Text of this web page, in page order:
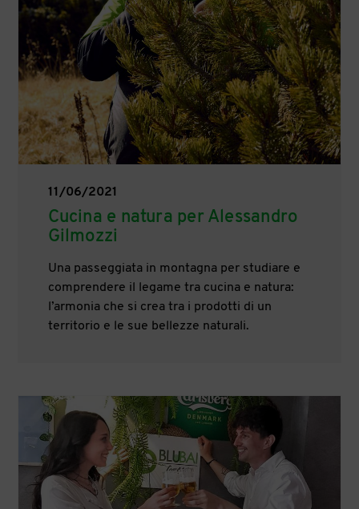
11/06/2021
Cucina e natura per Alessandro
Gilmozzi
Una passeggiata in montagna per studiare e
comprendere il legame tra cucina e natura:
l’armonia che si crea tra i prodotti di un
territorio e le sue bellezze naturali.